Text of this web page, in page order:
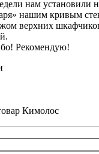
нам установили
нашим кривым
верхних
Рекомендую!
Кимолос